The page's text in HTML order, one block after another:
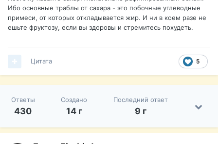
Ибо основные траблы от сахара - это побочные углеводные
примеси, от которых откладывается жир. И ни в коем разе не
ешьте фруктозу, если вы здоровы и стремитесь похудеть.
5
Цитата
Ответы
430
Создано
14 г
Последний ответ
9 г